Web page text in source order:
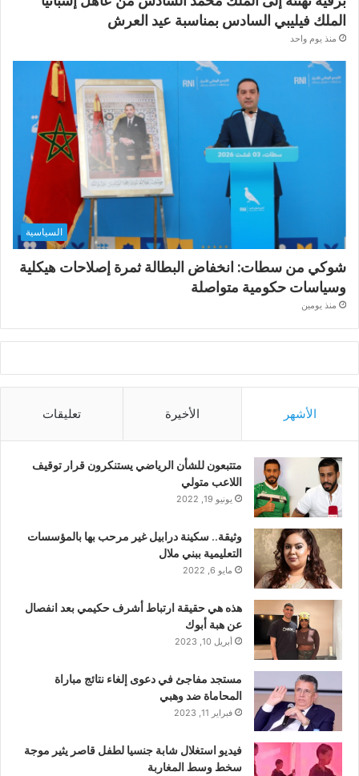
الملك فيليبي السادس بمناسبة عيد العرش
منذ يوم واحد
السياسية
شوكي من سطات: انخفاض البطالة ثمرة إصلاحات هيكلية
وسياسات حكومية متواصلة
منذ يومين
الأشهر الأخيرة تعليقات
متتبعون للشأن الرياضي يستنكرون قرار توقيف
اللاعب متولي
يونيو 19, 2022
وثيقة.. سكينة درابيل غير مرحب بها بالمؤسسات
التعليمية ببني ملال
مايو 6, 2022
هذه هي حقيقة ارتباط أشرف حكيمي بعد انفصال
عن هبة أبوك
أبريل 10, 2023
مستجد مفاجئ في دعوى إلغاء نتائج مباراة
المحاماة ضد وهبي
فبراير 11, 2023
فيديو استغلال شابة جنسيا لطفل قاصر يثير موجة
سخط وسط المغاربة